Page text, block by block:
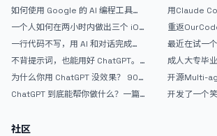
如何使用 Google 的 AI 编程工具
AntiGravity：独立开发者的新时代
武器
一个人如何在两小时内做出三个 iOS
APP？｜AntiGravity + Gemini 3 实
战完整记录
一行代码不写，用 AI 和对话完成一
个完整网站：《图书天堂》实战记录
不背提示词，也能用好 ChatGPT。
一个万能提问模板
为什么你用 ChatGPT 没效果？ 90%
的人第一步就问错了
ChatGPT 到底能帮你做什么？一篇
用Claude
的爽，但是
重返
最近在试一
效果挺不错
成人大专毕
考软件设计
谢谢！
开源Multi-
aevatar.ai，
开发了一个
社区